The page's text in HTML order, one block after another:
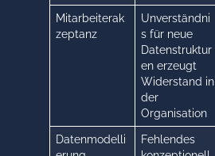
Mitarbeiterak
zeptanz
Unverständni
s für neue
Datenstruktur
en erzeugt
Widerstand in
der
Organisation
Datenmodelli
Fehlendes